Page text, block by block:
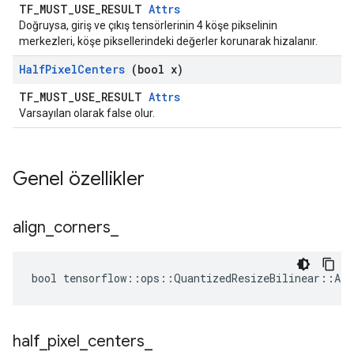
TF_MUST_USE_RESULT Attrs
Doğruysa, giriş ve çıkış tensörlerinin 4 köşe pikselinin
merkezleri, köşe piksellerindeki değerler korunarak hizalanır.
HalfPixelCenters (bool x)
TF_MUST_USE_RESULT Attrs
Varsayılan olarak false olur.
Genel özellikler
align corners
bool
half pixel centers